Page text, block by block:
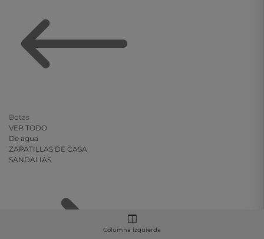
Botas
VER TODO
De agua
ZAPATILLAS DE CASA
SANDALIAS
Columna izquierda